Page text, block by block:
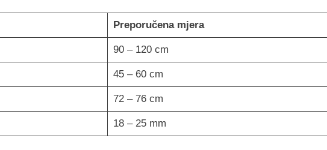
Preporučena mjera
90 – 120 cm
45 – 60 cm
72 – 76 cm
18 – 25 mm